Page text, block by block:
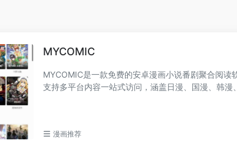
MYCOMIC
MYCOMIC是一款免费的安卓漫画小说番剧聚合阅读
支持多平台内容一站式访问，涵盖日漫、国漫、韩漫
漫画推荐